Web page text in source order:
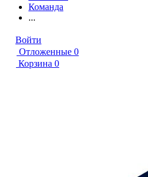
Команда
...
Войти
Отложенные 0
Корзина 0